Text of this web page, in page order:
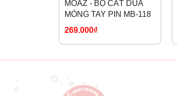
MOAZ - BỘ CẮT DŨA
MÓNG TAY PIN MB-118
269.000₫